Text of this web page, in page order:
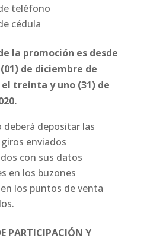
teléfono
cédula
la promoción es desde
de diciembre de
el treinta y uno (31) de
deberá depositar las
enviados
con sus datos
en los buzones
los puntos de venta
PARTICIPACIÓN Y